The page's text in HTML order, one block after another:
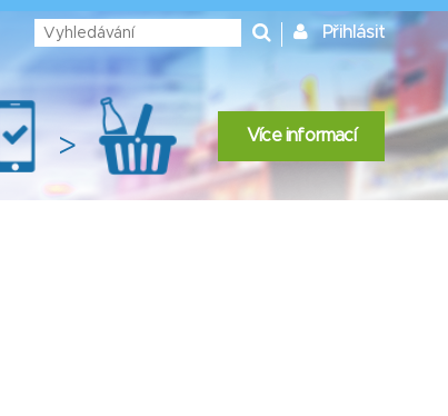
Přihlásit
> Více informací